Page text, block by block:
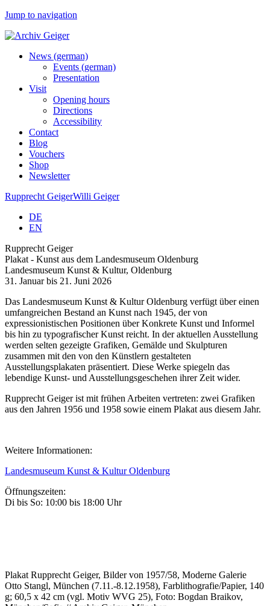
Jump to navigation
News (german)
Events (german)
Presentation
Visit
Opening hours
Directions
Accessibility
Contact
Blog
Vouchers
Shop
Newsletter
Rupprecht GeigerWilli Geiger
DE
EN
Rupprecht Geiger
Plakat - Kunst aus dem Landesmuseum Oldenburg
Landesmuseum Kunst & Kultur, Oldenburg
31. Januar bis 21. Juni 2026
Das Landesmuseum Kunst & Kultur Oldenburg verfügt über einen
umfangreichen Bestand an Kunst nach 1945, der von
expressionistischen Positionen über Konkrete Kunst und Informel
bis hin zu typografischer Kunst reicht. In der aktuellen Ausstellung
werden selten gezeigte Grafiken, Gemälde und Skulpturen
zusammen mit den von den Künstlern gestalteten
Ausstellungsplakaten präsentiert. Diese Werke spiegeln das
lebendige Kunst- und Ausstellungsgeschehen ihrer Zeit wider.
Rupprecht Geiger ist mit frühen Arbeiten vertreten: zwei Grafiken
aus den Jahren 1956 und 1958 sowie einem Plakat aus diesem Jahr.
Weitere Informationen:
Landesmuseum Kunst & Kultur Oldenburg
Öffnungszeiten:
Di bis So: 10:00 bis 18:00 Uhr
Plakat Rupprecht Geiger, Bilder von 1957/58, Moderne Galerie
Otto Stangl, München (7.11.-8.12.1958), Farblithografie/Papier, 140
g; 60,5 x 42 cm (vgl. Motiv WVG 25), Foto: Bogdan Braikov,